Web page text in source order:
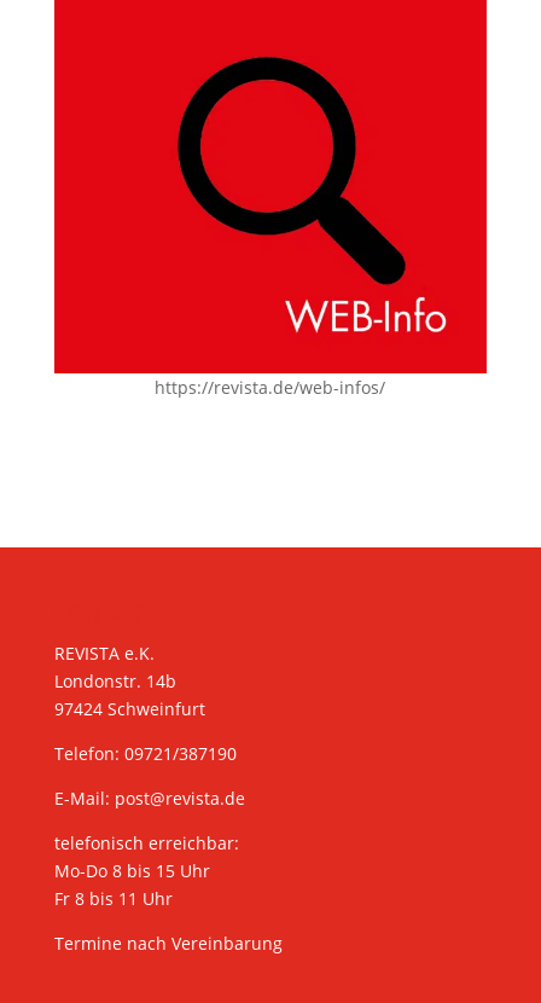
https://revista.de/web-infos/
REVISTA e.K.
Londonstr. 14b
97424 Schweinfurt
Telefon: 09721/387190
E-Mail: post@revista.de
telefonisch erreichbar:
Mo-Do 8 bis 15 Uhr
Fr 8 bis 11 Uhr
Termine nach Vereinbarung